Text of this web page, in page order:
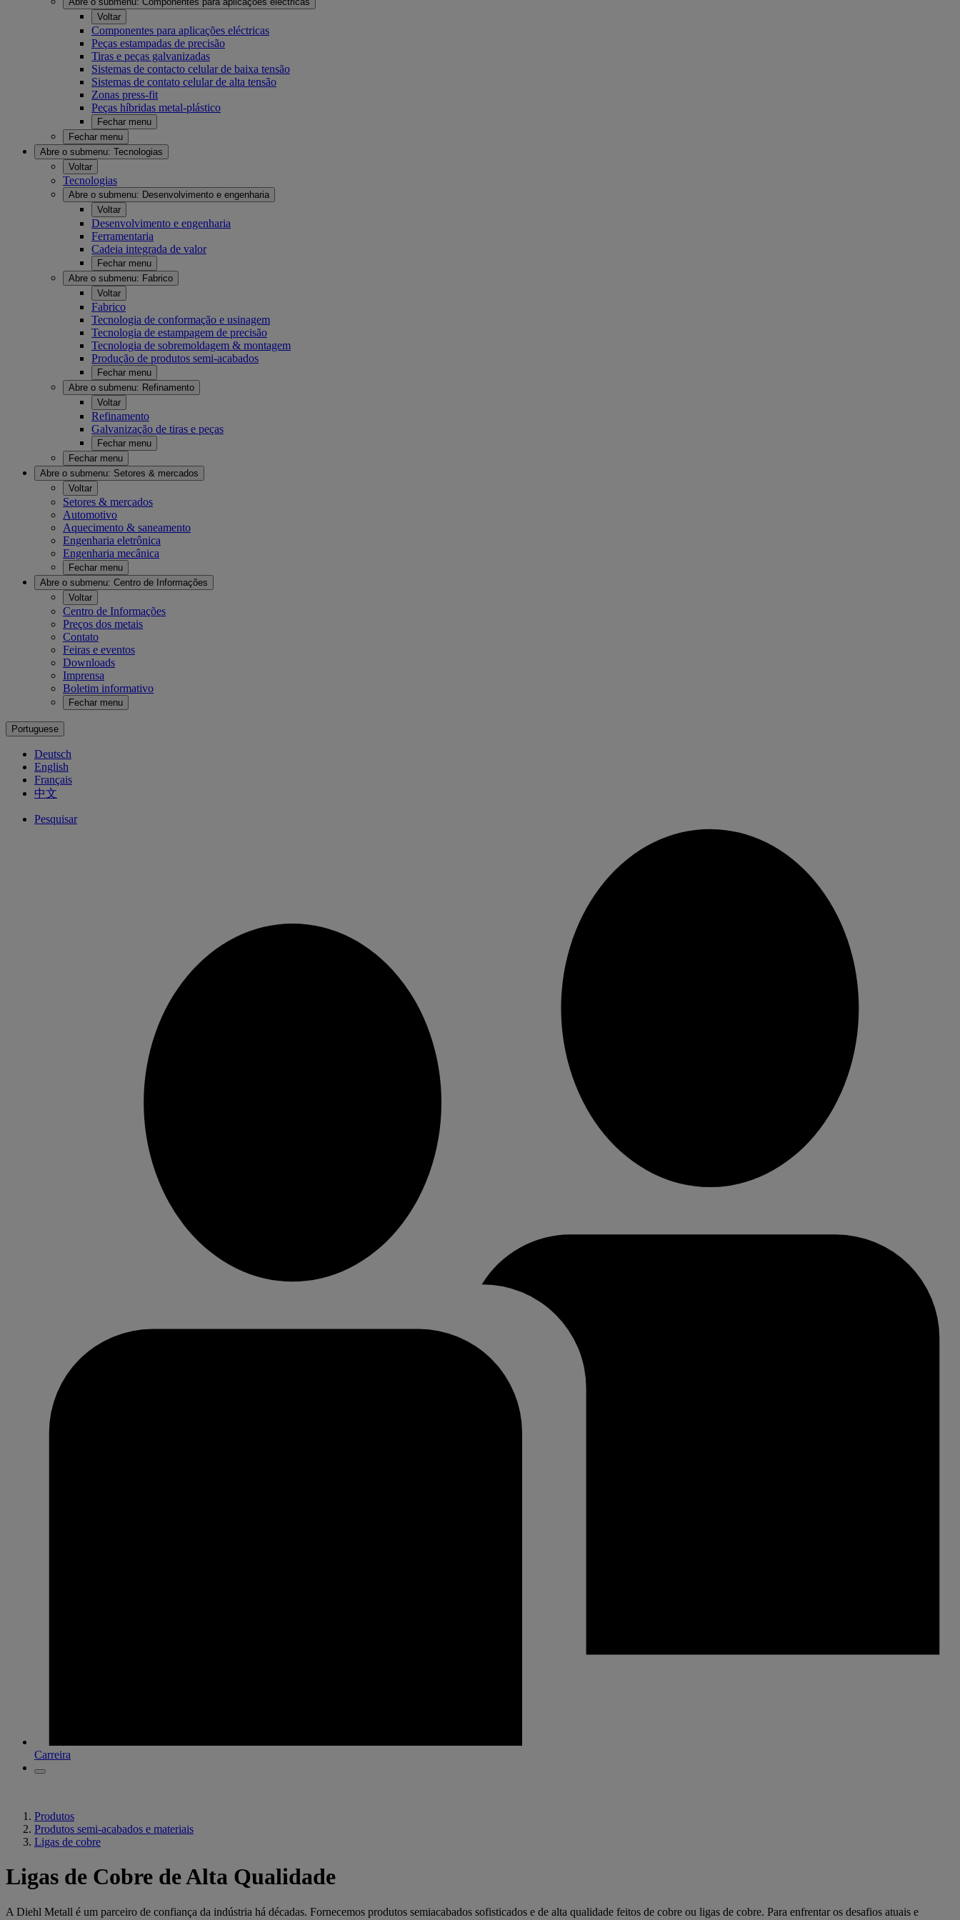
Voltar
Componentes para aplicações eléctricas
Peças estampadas de precisão
Tiras e peças galvanizadas
Sistemas de contacto celular de baixa tensão
Sistemas de contato celular de alta tensão
Zonas press-fit
Peças híbridas metal-plástico
Fechar menu
Fechar menu
Abre o submenu: Tecnologias
Voltar
Tecnologias
Abre o submenu: Desenvolvimento e engenharia
Voltar
Desenvolvimento e engenharia
Ferramentaria
Cadeia integrada de valor
Fechar menu
Abre o submenu: Fabrico
Voltar
Fabrico
Tecnologia de conformação e usinagem
Tecnologia de estampagem de precisão
Tecnologia de sobremoldagem & montagem
Produção de produtos semi-acabados
Fechar menu
Abre o submenu: Refinamento
Voltar
Refinamento
Galvanização de tiras e peças
Fechar menu
Fechar menu
Abre o submenu: Setores & mercados
Voltar
Setores & mercados
Automotivo
Aquecimento & saneamento
Engenharia eletrônica
Engenharia mecânica
Fechar menu
Abre o submenu: Centro de Informações
Voltar
Centro de Informações
Preços dos metais
Contato
Feiras e eventos
Downloads
Imprensa
Boletim informativo
Fechar menu
Portuguese
Deutsch
English
Français
中文
Pesquisar
Carreira
Produtos
Produtos semi-acabados e materiais
Ligas de cobre
Ligas de Cobre de Alta Qualidade
A Diehl Metall é um parceiro de confiança da indústria há décadas. Fornecemos produtos semiacabados sofisticados e de alta qualidade feitos de cobre ou ligas de cobre. Para enfrentar os desafios atuais e